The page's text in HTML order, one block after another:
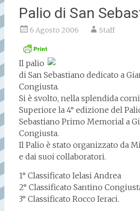
Palio di San
6 Agosto 2006 Staff
Il palio
di San Sebastiano dedicato a
Congiusta.
Si è svolto, nella splendida
Superiore la 4° edizione del
Sebastiano Primo Memorial a
Congiusta.
Il Palio è stato organizzato da
e dai suoi collaboratori.
1° Classificato Ielasi Andrea
2° Classificato Santino
3° Classificato Rocco Ieraci.